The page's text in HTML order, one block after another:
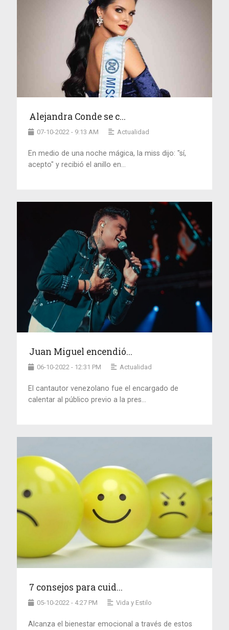
Alejandra Conde se c...
07-10-2022 - 9:13 AM Actualidad
En medio de una noche mágica, la miss dijo: "sí,
acepto" y recibió el anillo en...
Juan Miguel encendió...
06-10-2022 - 12:31 PM Actualidad
El cantautor venezolano fue el encargado de
calentar al público previo a la pres...
7 consejos para cuid...
05-10-2022 - 4:27 PM Vida y Estilo
Alcanza el bienestar emocional a través de estos